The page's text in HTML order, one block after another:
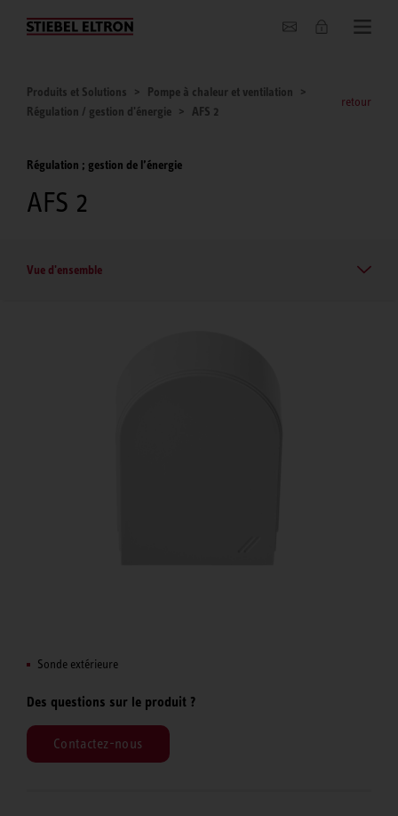
Entreprise
Produits et Solutions
Pompe à chaleur et ventilation
Régulation / gestion d'énergie
AFS 2
retour
Régulation ; gestion de l’énergie
AFS 2
Vue d'ensemble
Sonde extérieure
Des questions sur le produit ?
Contactez-nous